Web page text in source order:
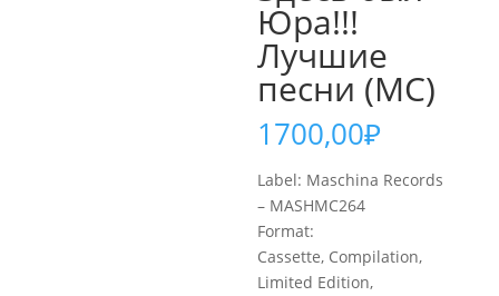
Юра!!!
Лучшие
песни (MC)
1700,00₽
Label: Maschina Records
– MASHMC264
Format:
Cassette, Compilation,
Limited Edition,